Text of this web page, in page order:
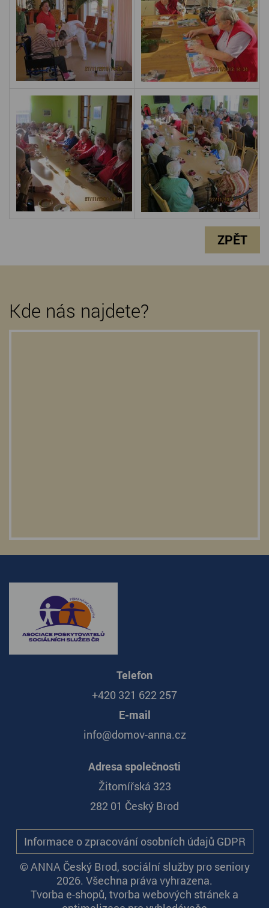
ZPĚT
Kde nás najdete?
Telefon
+420 321 622 257
E-mail
info@domov-anna.cz
Adresa společnosti
Žitomířská 323
282 01 Český Brod
Informace o zpracování osobních údajů GDPR
© ANNA Český Brod, sociální služby pro seniory
2026. Všechna práva vyhrazena.
Tvorba e-shopů, tvorba webových stránek a